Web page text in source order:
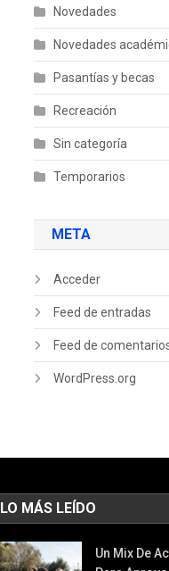
Novedades
Novedades
Pasantías y becas
Recreación
Sin categoría
Temporarios
META
Acceder
Feed de entradas
Feed de
WordPress.org
LO MÁS LEÍDO
Un Mix De